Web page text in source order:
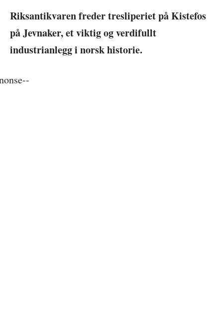
Riksantikvaren freder tresliperiet på Kistefos
på Jevnaker, et viktig og verdifullt
industrianlegg i norsk historie.